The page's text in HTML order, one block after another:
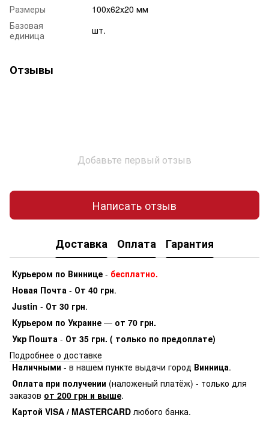
Размеры
100х62х20 мм
Базовая
единица
шт.
Отзывы
Добавьте первый отзыв
Написать отзыв
Доставка Оплата Гарантия
Курьером по Виннице - бесплатно.
Новая Почта - От 40 грн.
Justin - От 30 грн.
Курьером по Украине — от 70 грн.
Укр Пошта - От 35 грн. ( только по предоплате)
Подробнее о доставке
Наличными - в нашем пункте выдачи город Винница.
Оплата при получении (наложеный платёж) - только для
заказов от 200 грн и выше.
Картой VISA / MASTERCARD любого банка.